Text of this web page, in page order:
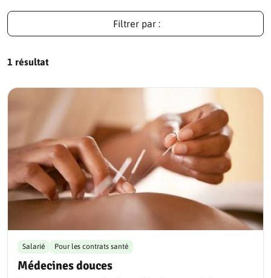
Filtrer par :
1 résultat
Médecines douces
Salarié Pour les contrats santé